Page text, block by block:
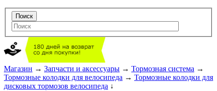
Магазин → Запчасти и аксессуары → Тормозная система →
Тормозные колодки для велосипеда → Тормозные колодки для
дисковых тормозов велосипеда ↓